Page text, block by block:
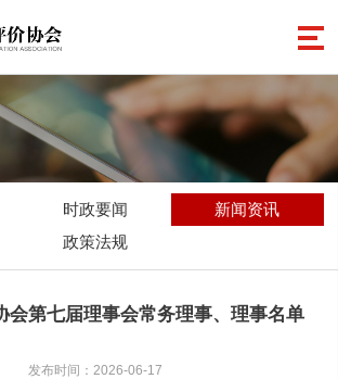
时政要闻
新闻资讯
政策法规
会第七届理事会常务理事、理事名单
发布时间：2026-06-17